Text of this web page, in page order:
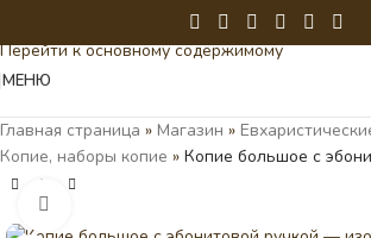
Перейти к основному содержимому
МЕНЮ
Главная страница » Магазин »
Копие, наборы копие » Копие большое с